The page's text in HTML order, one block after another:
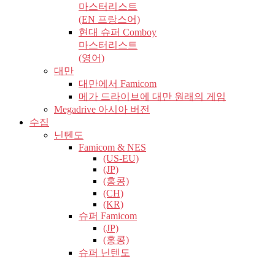
마스터리스트
(EN 프랑스어)
현대 슈퍼 Comboy
마스터리스트
(영어)
대만
대만에서 Famicom
메가 드라이브에 대만 원래의 게임
Megadrive 아시아 버전
수집
닌텐도
Famicom & NES
(US-EU)
(JP)
(홍콩)
(CH)
(KR)
슈퍼 Famicom
(JP)
(홍콩)
슈퍼 닌텐도